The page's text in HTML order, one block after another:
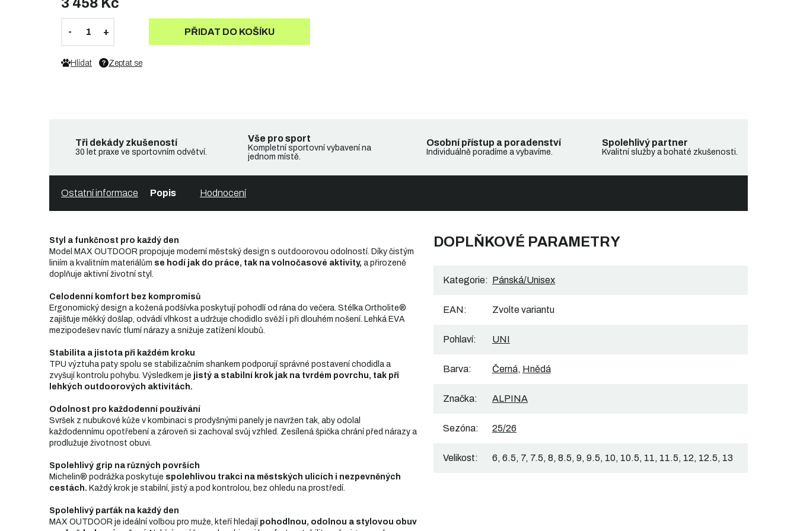
PŘIDAT DO KOŠÍKU
Zeptat se
Hlídat
Tři dekády zkušeností
30 let praxe ve sportovním odvětví.
Vše pro sport
Kompletní sportovní vybavení na
jednom místě.
Osobní přístup a poradenství
Individuálně poradíme a vybavíme.
Spolehlivý partner
Kvalitní služby a bohaté zkušenosti.
Popis Hodnocení
Ostatní informace
Styl a funkčnost pro každý den
Model MAX OUTDOOR propojuje moderní městský design s outdoorovou odolností. Díky čistým
liniím a kvalitním materiálům se hodí jak do práce, tak na volnočasové aktivity, a přirozeně
doplňuje aktivní životní styl.
Celodenní komfort bez kompromisů
Ergonomický design a kožená podšívka poskytují pohodlí od rána do večera. Stélka Ortholite®
zajišťuje měkký došlap, odvádí vlhkost a udržuje chodidlo svěží i při dlouhém nošení. Lehká EVA
mezipodešev navíc tlumí nárazy a snižuje zatížení kloubů.
Stabilita a jistota při každém kroku
TPU výztuha paty spolu se stabilizačním shankem podporují správné postavení chodidla a
zvyšují kontrolu pohybu. Výsledkem je jistý a stabilní krok jak na tvrdém povrchu, tak při
lehkých outdoorových aktivitách.
Odolnost pro každodenní používání
Svršek z nubukové kůže v kombinaci s prodyšnými panely je navržen tak, aby odolal
každodennímu opotřebení a zároveň si zachoval svůj vzhled. Zesílená špička chrání před nárazy a
prodlužuje životnost obuvi.
Spolehlivý grip na různých površích
Michelin® podrážka poskytuje spolehlivou trakci na městských ulicích i nezpevněných
cestách. Každý krok je stabilní, jistý a pod kontrolou, bez ohledu na prostředí.
Spolehlivý parťák na každý den
MAX OUTDOOR je ideální volbou pro muže, kteří hledají pohodlnou, odolnou a stylovou obuv
DOPLŇKOVÉ PARAMETRY
Kategorie: Pánská/Unisex
EAN: Zvolte variantu
Pohlaví: UNI
Barva: Černá, Hnědá
Značka: ALPINA
Sezóna: 25/26
Velikost: 6, 6.5, 7, 7.5, 8, 8.5, 9, 9.5, 10, 10.5, 11, 11.5, 12, 12.5, 13